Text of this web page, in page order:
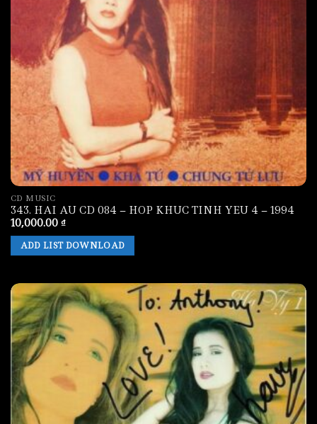
CD MUSIC
343. HAI AU CD 084 – HOP KHUC TINH YEU 4 – 1994
10,000.00 ₫
ADD LIST DOWNLOAD